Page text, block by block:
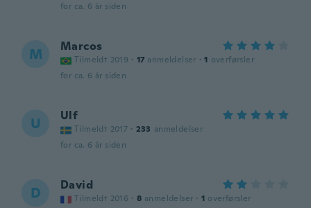
for ca. 6 år siden
M Marcos
Tilmeldt 2019 · 17 anmeldelser · 1 overførsler
for ca. 6 år siden
U Ulf
Tilmeldt 2017 · 233 anmeldelser
for ca. 6 år siden
D David
Tilmeldt 2016 · 8 anmeldelser · 1 overførsler